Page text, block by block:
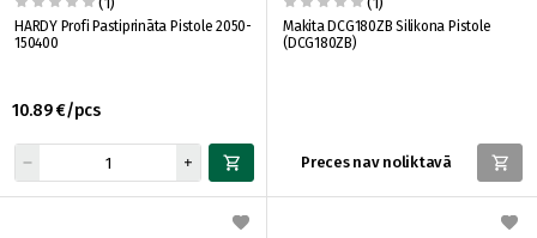
HARDY Profi Pastiprināta Pistole 2050-
150400
10.89 €/pcs
Makita DCG180ZB Silikona Pistole
(DCG180ZB)
Preces nav noliktavā